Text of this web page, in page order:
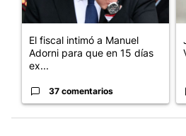
El fiscal intimó a Manuel
Adorni para que en 15 días
ex...
37 comentarios